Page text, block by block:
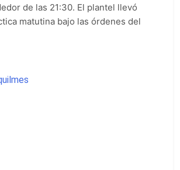
de las 21:30. El plantel llevó
matutina bajo las órdenes del